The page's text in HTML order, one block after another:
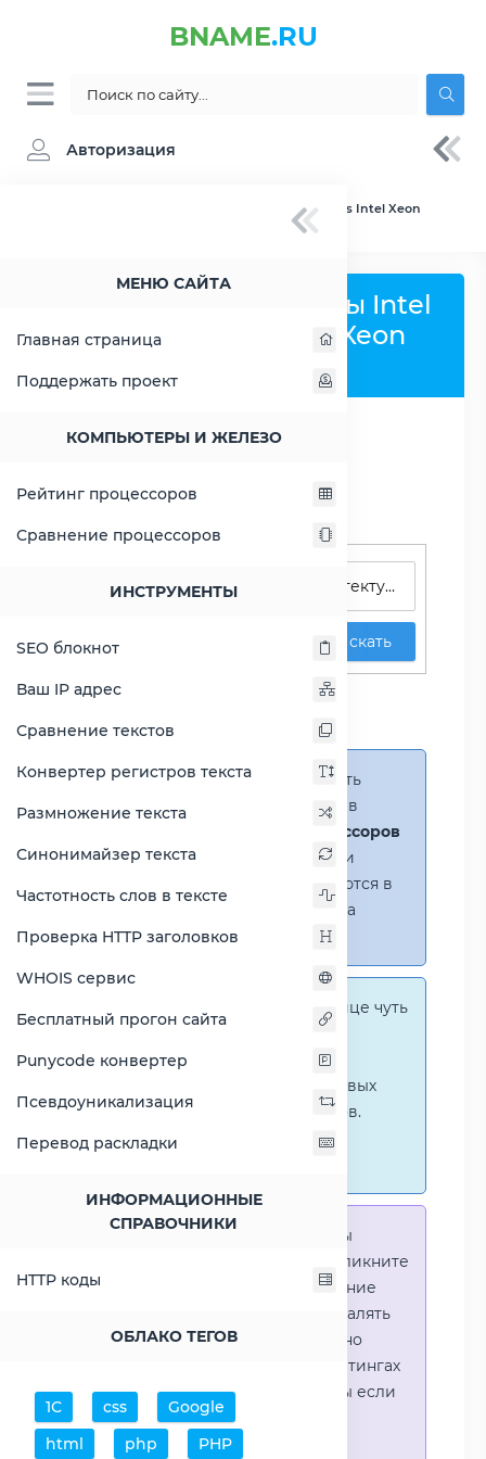
BNAME.RU
Авторизация
МЕНЮ САЙТА
Главная страница
Поддержать проект
КОМПЬЮТЕРЫ И ЖЕЛЕЗО
Рейтинг процессоров
Сравнение процессоров
ИНСТРУМЕНТЫ
SEO блокнот
Ваш IP адрес
Сравнение текстов
Конвертер регистров текста
Размножение текста
Синонимайзер текста
Частотность слов в тексте
Проверка HTTP заголовков
WHOIS сервис
Бесплатный прогон сайта
Punycode конвертер
Псевдоуникализация
Перевод раскладки
ИНФОРМАЦИОННЫЕ
СПРАВОЧНИКИ
HTTP коды
ОБЛАКО ТЕГОВ
1С css
Google
html
php
PHP
» Сравнение Intel Atom C2758 vs Intel Xeon
Сравнить процессоры Intel
Atom C2758 и Intel Xeon
Поиск процессоров
Искать
Сравнение Atom C2758
против Xeon X5260
Справка:Можно добавить
несколько процессоров в
(до 14 процессоров
в таблице)
. В случае если
процессоры не помещаются в
таблицу, появится полоса
прокрутки.
На этой странице чуть
графические сравнения
количественных и числовых
параметров процессоров.
Перейти к наглядным
Справка:Для того что-бы
выделить процессор - кликните
на его название. Выделение
позволяет выборочно удалять
процессоры или наглядно
видеть результаты в рейтингах
(Во избежении путаницы если
в таблице несколько
процессоров)